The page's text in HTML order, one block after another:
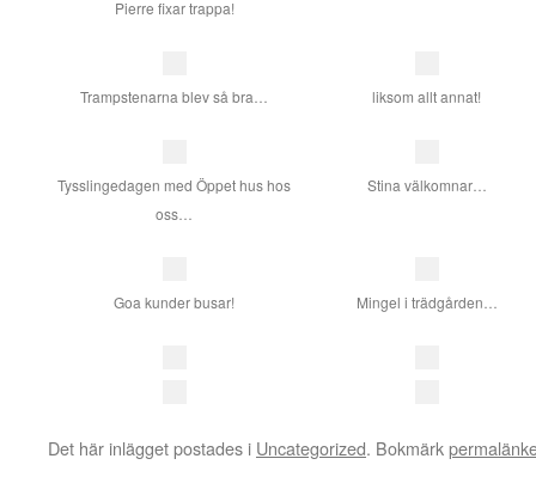
Pierre fixar trappa!
Trampstenarna blev så bra… liksom allt annat!
Tysslingedagen med Öppet hus hos
oss…
Stina välkomnar…
Goa kunder busar! Mingel i trädgården…
Det här inlägget postades i Uncategorized. Bokmärk